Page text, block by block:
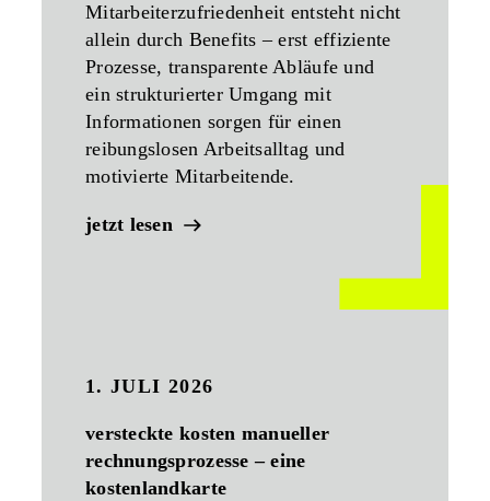
Mitarbeiterzufriedenheit entsteht nicht
allein durch Benefits – erst effiziente
Prozesse, transparente Abläufe und
ein strukturierter Umgang mit
Informationen sorgen für einen
reibungslosen Arbeitsalltag und
motivierte Mitarbeitende.
jetzt lesen
1. JULI 2026
versteckte kosten manueller
rechnungsprozesse – eine
kostenlandkarte